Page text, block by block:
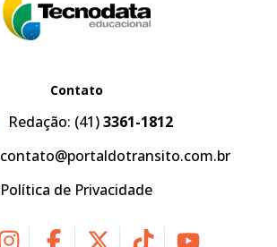
Contato
Redação: (41)3361-1812
contato@portaldotransito.com.br
Política de Privacidade